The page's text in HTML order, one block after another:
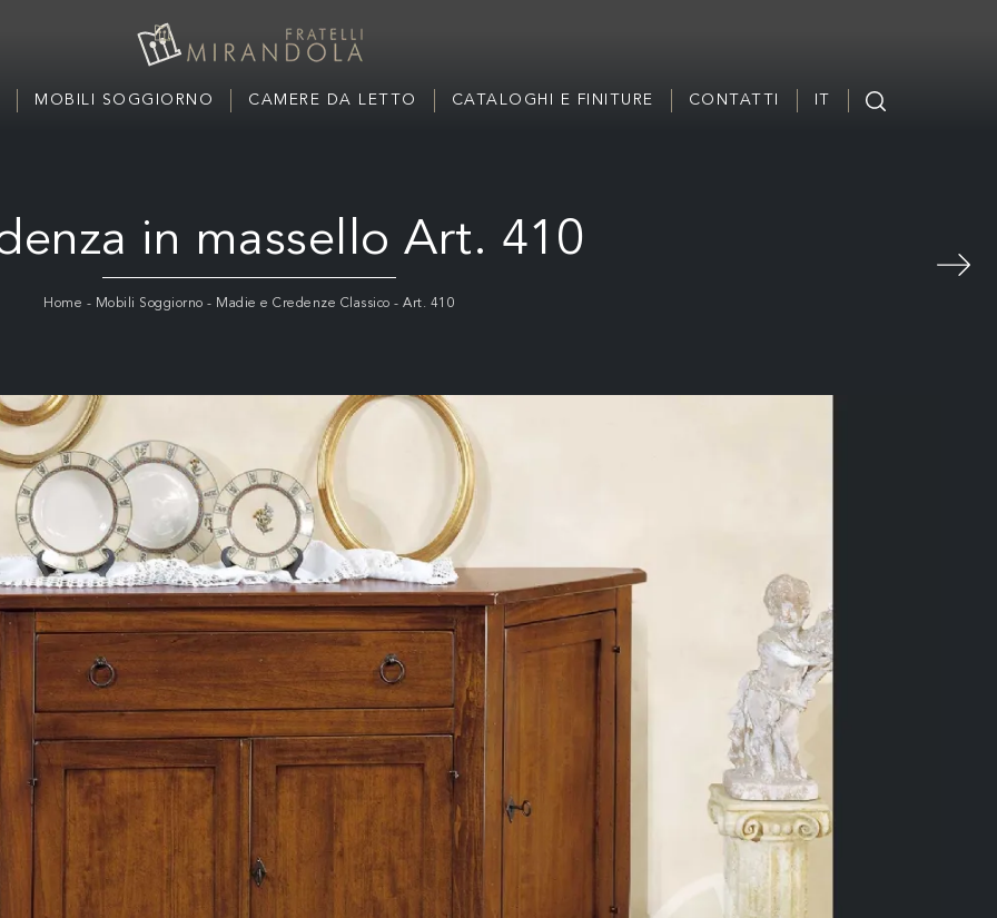
MOBILI SOGGIORNO CAMERE DA LETTO CATALOGHI E FINITURE CONTATTI
in massello Art. 410
Home - Mobili Soggiorno - Madie e Credenze Classico - Art. 410